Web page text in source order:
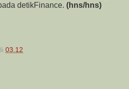
detikFinance. (hns/hns)
03.12